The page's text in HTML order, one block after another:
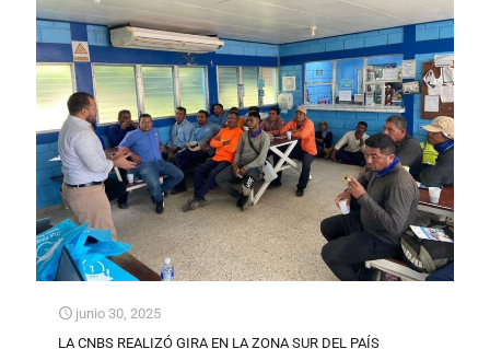
junio 30, 2025
LA CNBS REALIZÓ GIRA EN LA ZONA SUR DEL PAÍS